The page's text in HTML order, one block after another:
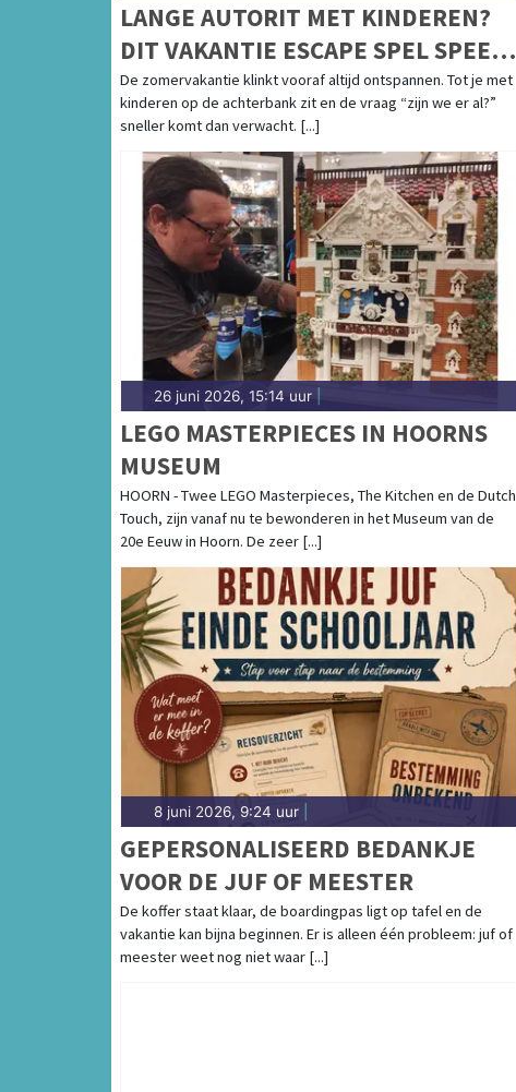
LANGE AUTORIT MET KINDEREN?
DIT VAKANTIE ESCAPE SPEL SPEEL
JE ZONDER SCHERM
De zomervakantie klinkt vooraf altijd ontspannen. Tot je met
kinderen op de achterbank zit en de vraag “zijn we er al?”
sneller komt dan verwacht. [...]
26 juni 2026, 15:14 uur
LEGO MASTERPIECES IN HOORNS
MUSEUM
HOORN - Twee LEGO Masterpieces, The Kitchen en de Dutch
Touch, zijn vanaf nu te bewonderen in het Museum van de
20e Eeuw in Hoorn. De zeer [...]
8 juni 2026, 9:24 uur
GEPERSONALISEERD BEDANKJE
VOOR DE JUF OF MEESTER
De koffer staat klaar, de boardingpas ligt op tafel en de
vakantie kan bijna beginnen. Er is alleen één probleem: juf of
meester weet nog niet waar [...]